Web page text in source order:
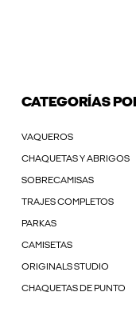
CATEGORÍAS
VAQUEROS
CHAQUETAS Y ABRIGOS
SOBRECAMISAS
TRAJES COMPLETOS
PARKAS
CAMISETAS
ORIGINALS STUDIO
CHAQUETAS DE PUNTO